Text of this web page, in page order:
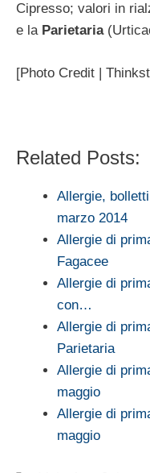
Cipresso; valori in
e la Parietaria
[Photo Credit |
Related Posts:
Allergie,
marzo 2014
Allergie di
Fagacee
Allergie di
con…
Allergie di
Parietaria
Allergie di
maggio
Allergie di
maggio